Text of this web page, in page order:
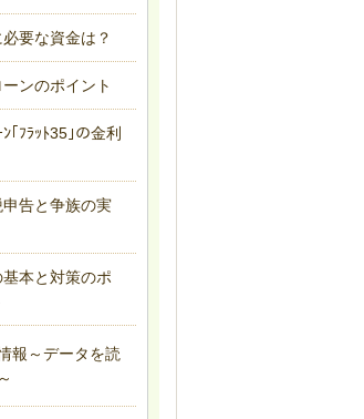
要な資金は？
ンのポイント
｢ﾌﾗｯﾄ35｣の金利
告と争族の実
本と対策のポ
報～データを読